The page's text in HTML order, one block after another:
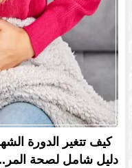
كيف تتغير الدورة
دليل شامل لصحة